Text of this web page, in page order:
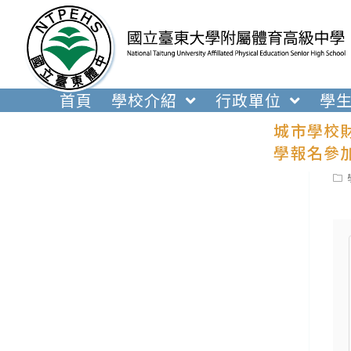
內
首頁 學校介紹 行政單位 學
城市學校
學報名參